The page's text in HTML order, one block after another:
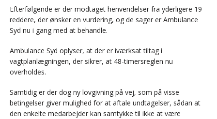
Efterfølgende er der modtaget henvendelser fra yderligere 19
reddere, der ønsker en vurdering, og de sager er Ambulance
Syd nu i gang med at behandle.
Ambulance Syd oplyser, at der er iværksat tiltag i
vagtplanlægningen, der sikrer, at 48-timersreglen nu
overholdes.
Samtidig er der dog ny lovgivning på vej, som på visse
betingelser giver mulighed for at aftale undtagelser, sådan at
den enkelte medarbejder kan samtykke til ikke at være